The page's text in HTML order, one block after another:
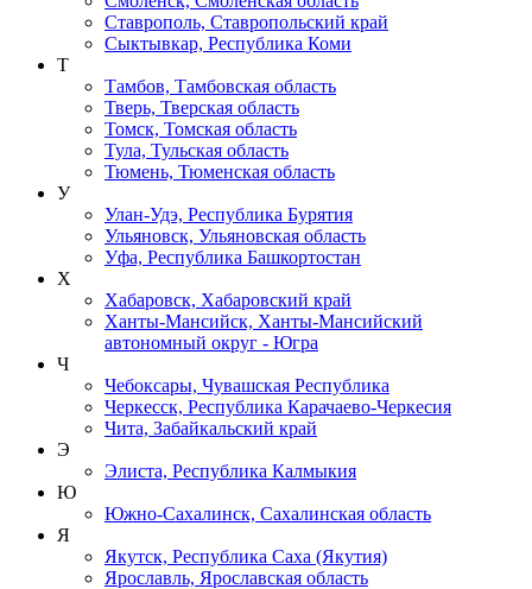
Ставрополь, Ставропольский край
Сыктывкар, Республика Коми
Т
Тамбов, Тамбовская область
Тверь, Тверская область
Томск, Томская область
Тула, Тульская область
Тюмень, Тюменская область
У
Улан-Удэ, Республика Бурятия
Ульяновск, Ульяновская область
Уфа, Республика Башкортостан
Х
Хабаровск, Хабаровский край
Ханты-Мансийск, Ханты-Мансийский
автономный округ - Югра
Ч
Чебоксары, Чувашская Республика
Черкесск, Республика Карачаево-Черкесия
Чита, Забайкальский край
Э
Элиста, Республика Калмыкия
Ю
Южно-Сахалинск, Сахалинская область
Я
Якутск, Республика Саха (Якутия)
Ярославль, Ярославская область